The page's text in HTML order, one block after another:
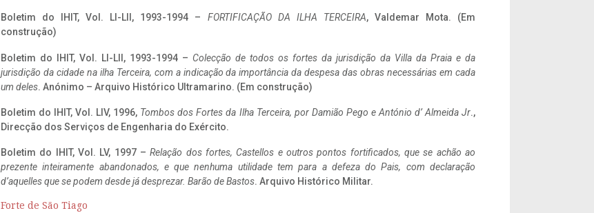
Boletim do IHIT, Vol. LI-LII, 1993-1994 – FORTIFICAÇÃO DA ILHA TERCEIRA, Valdemar Mota. (Em
construção)
Boletim do IHIT, Vol. LI-LII, 1993-1994 – Colecção de todos os fortes da jurisdição da Villa da Praia e da
jurisdição da cidade na ilha Terceira, com a indicação da importância da despesa das obras necessárias em cada
um deles. Anónimo – Arquivo Histórico Ultramarino. (Em construção)
Boletim do IHIT, Vol. LIV, 1996, Tombos dos Fortes da Ilha Terceira, por Damião Pego e António d’ Almeida Jr.,
Direcção dos Serviços de Engenharia do Exército.
Boletim do IHIT, Vol. LV, 1997 –Relação dos fortes, Castellos e outros pontos fortificados, que se achão ao
prezente inteiramente abandonados, e que nenhuma utilidade tem para a defeza do Pais, com declaração
d’aquelles que se podem desde já desprezar. Barão de Bastos. Arquivo Histórico Militar.
Forte de São Tiago